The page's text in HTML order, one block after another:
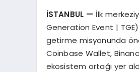
İSTANBUL — İlk
Generation Event | TGE)
getirme misyonunda
Coinbase Wallet,
ekosistem ortağı yer